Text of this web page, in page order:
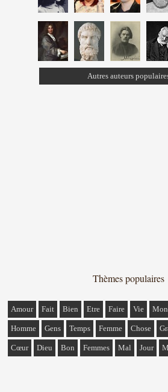
Autres auteurs
Thèmes populaires
Amour Fait Bien Etre Faire Vie
Homme Gens Temps Femme Chose
Cœur Dieu Bon Femmes Mal Jour